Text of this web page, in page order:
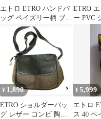
エトロ ETRO ハンドバ
ッグ ペイズリー柄 ブラ
ウン系 ポーチ ミニバッ
ETRO
ー PVC
グ 粉吹
¥ 1,890
ETRO ショルダーバッ
グ レザー コンビ 陶器
¥5,999
エトロ
ス 40 ペ